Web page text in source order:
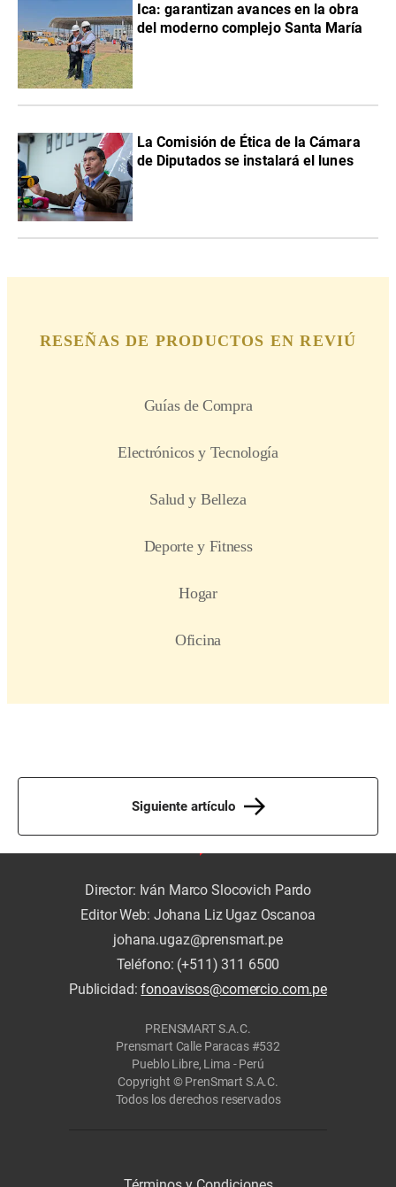
Ica: garantizan avances en la obra
del moderno complejo Santa María
La Comisión de Ética de la Cámara
de Diputados se instalará el lunes
Siguiente artículo
Director: Iván Marco Slocovich Pardo
Editor Web: Johana Liz Ugaz Oscanoa
johana.ugaz@prensmart.pe
Teléfono: (+511) 311 6500
Publicidad:fonoavisos@comercio.com.pe
PRENSMART S.A.C.
Prensmart Calle Paracas #532
Pueblo Libre, Lima - Perú
Copyright © PrenSmart S.A.C.
Todos los derechos reservados